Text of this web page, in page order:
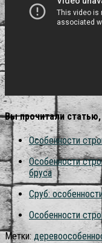
Вы прочитали
Особенности
Особенности
бруса
Сруб:
Особенности
Метки: дерево